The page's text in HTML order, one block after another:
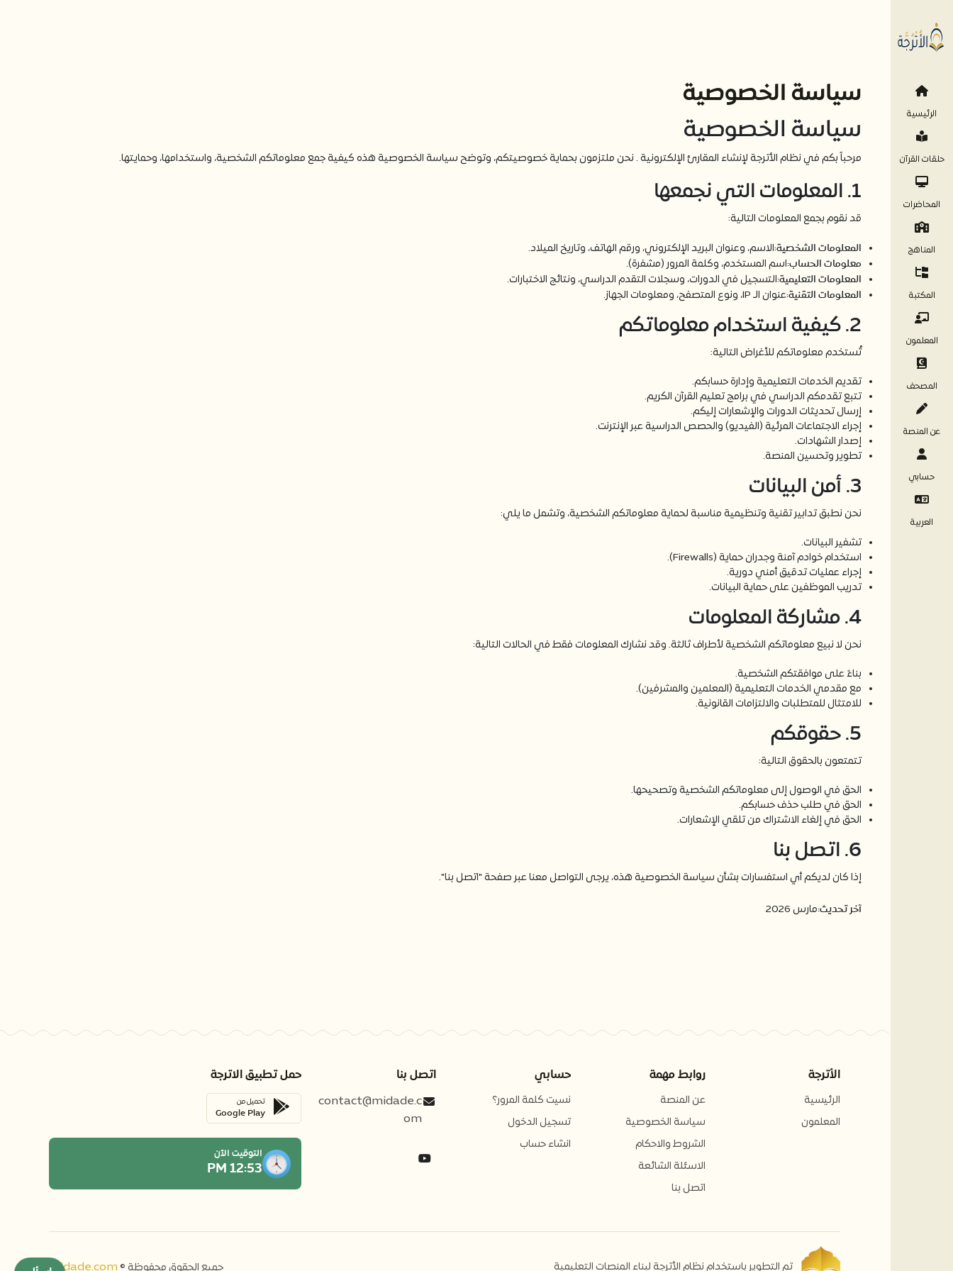
الرئيسية
حلقات القرآن
المحاضرات
المناهج
المكتبة
المعلمون
المصحف
عن المنصة
حسابي
العربية
سياسة الخصوصية
سياسة الخصوصية
مرحباً بكم في نظام الأترجة لإنشاء المقارئ الإلكترونية . نحن ملتزمون بحماية خصوصيتكم، وتوضح سياسة الخصوصية هذه كيفية جمع معلوماتكم الشخصية، واستخدامها، وحمايتها.
1. المعلومات التي نجمعها
قد نقوم بجمع المعلومات التالية:
المعلومات الشخصية:الاسم، وعنوان البريد الإلكتروني، ورقم الهاتف، وتاريخ الميلاد.
معلومات الحساب:اسم المستخدم، وكلمة المرور (مشفرة).
المعلومات التعليمية:التسجيل في الدورات، وسجلات التقدم الدراسي، ونتائج الاختبارات.
المعلومات التقنية:عنوان الـ IP، ونوع المتصفح، ومعلومات الجهاز.
2. كيفية استخدام معلوماتكم
تُستخدم معلوماتكم للأغراض التالية:
تقديم الخدمات التعليمية وإدارة حسابكم.
تتبع تقدمكم الدراسي في برامج تعليم القرآن الكريم.
إرسال تحديثات الدورات والإشعارات إليكم.
إجراء الاجتماعات المرئية (الفيديو) والحصص الدراسية عبر الإنترنت.
إصدار الشهادات.
تطوير وتحسين المنصة.
3. أمن البيانات
نحن نطبق تدابير تقنية وتنظيمية مناسبة لحماية معلوماتكم الشخصية، وتشمل ما يلي:
تشفير البيانات.
استخدام خوادم آمنة وجدران حماية (Firewalls).
إجراء عمليات تدقيق أمني دورية.
تدريب الموظفين على حماية البيانات.
4. مشاركة المعلومات
نحن لا نبيع معلوماتكم الشخصية لأطراف ثالثة. وقد نشارك المعلومات فقط في الحالات التالية:
بناءً على موافقتكم الشخصية.
مع مقدمي الخدمات التعليمية (المعلمين والمشرفين).
للامتثال للمتطلبات والالتزامات القانونية.
5. حقوقكم
تتمتعون بالحقوق التالية:
الحق في الوصول إلى معلوماتكم الشخصية وتصحيحها.
الحق في طلب حذف حسابكم.
الحق في إلغاء الاشتراك من تلقي الإشعارات.
6. اتصل بنا
إذا كان لديكم أي استفسارات بشأن سياسة الخصوصية هذه، يرجى التواصل معنا عبر صفحة "اتصل بنا".
آخر تحديث:مارس 2026
الأترجة
الرئيسية
المعلمون
روابط مهمة
عن المنصة
سياسة الخصوصية
الشروط والاحكام
الاسئلة الشائعة
اتصل بنا
حسابي
نسيت كلمة المرور؟
تسجيل الدخول
انشاء حساب
اتصل بنا
contact@midade.c
om
حمل تطبيق الاترجة
تحميل من
Google Play
التوقيت الآن
12:53 PM
تم التطوير باستخدام نظام الأترجة لبناء المنصات التعليمية جميع الحقوق محفوظة ©midade.com